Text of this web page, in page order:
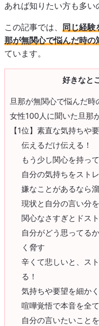
あれば知りたい方も多い
この記事では、
同じ経
那が無関心で悩んだ時の
ています。
好きなと
旦那が無関心で悩んだ時
女性100人に聞いた旦那
【1位】素直な気持ちや
伝えるだけ伝える！
もう少し関心を持っ
自分の気持ちをスト
嫌なことがあるなら
現状と自分の言い分
関心なさすぎとドス
自分がどう思ってる
く脅す
辛くて悲しいと、ス
る！
気持ちや要望を細か
喧嘩覚悟で本音を全
自分の言いたいこと